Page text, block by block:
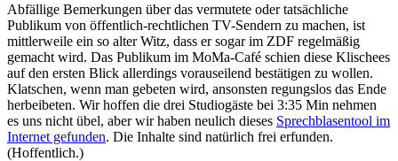
Abfällige Bemerkungen über das vermutete oder tatsächliche
Publikum von öffentlich-rechtlichen TV-Sendern zu machen, ist
mittlerweile ein so alter Witz, dass er sogar im ZDF regelmäßig
gemacht wird. Das Publikum im MoMa-Café schien diese Klischees
auf den ersten Blick allerdings vorauseilend bestätigen zu wollen.
Klatschen, wenn man gebeten wird, ansonsten regungslos das Ende
herbeibeten. Wir hoffen die drei Studiogäste bei 3:35 Min nehmen
es uns nicht übel, aber wir haben neulich dieses Sprechblasentool im
Internet gefunden. Die Inhalte sind natürlich frei erfunden.
(Hoffentlich.)